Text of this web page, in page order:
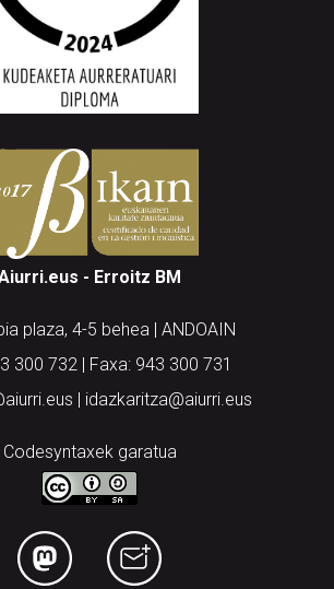
- Erroitz BM
plaza, 4-5 behea | ANDOAIN
300 732 | Faxa: 943 300 731
| idazkaritza@aiurri.eus
Codesyntaxek garatua